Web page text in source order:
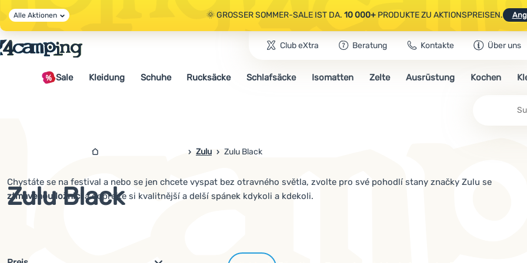
🌞 GROSSER SOMMER-SALE IST DA. 10 000+PRODUKTE ZU AKTIONSPREISEN.
🤫 - 10 % AUF AUSGEWÄHLTE CAMPING- & WANDERAUSRÜSTUNG.CODEOUT10
🌞 GROSSER SOMMER-SALE IST DA.10 000+PRODUKTE ZU AKTIONSPREISEN.
Alle Aktionen
Club eXtra Beratung Kontakte Über uns
Sale Kleidung Schuhe Rucksäcke Schlafsäcke Isomatten Zelte Ausrüstung Kochen
4camping.at
Zulu Zulu Black
Zulu Black
Chystáte se na festival a nebo se jen chcete vyspat bez otravného světla, zvolte pro své pohodlí stany značky Zulu se
ztmavenou ložnicí a dopřejte si kvalitnější a delší spánek kdykoli a kdekoli.